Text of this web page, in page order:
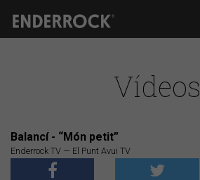
Vídeos
Balancí - “Món petit”
Enderrock TV — El Punt Avui TV